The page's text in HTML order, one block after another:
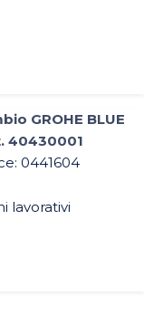
GROHE BLUE
40430001
0441604
lavorativi